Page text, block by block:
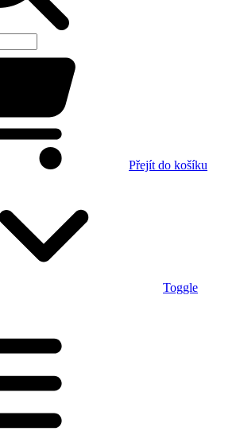
Přejít do košíku
Toggle